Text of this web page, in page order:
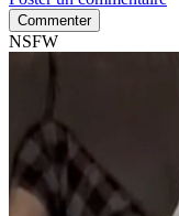
Commenter
NSFW